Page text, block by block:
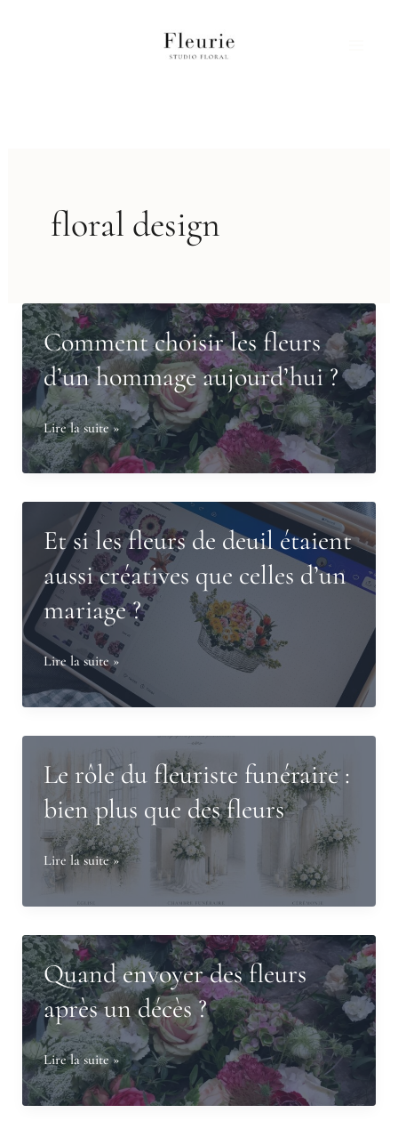
floral design
Comment choisir les fleurs
d’un hommage aujourd’hui ?
Comment
choisir
les
fleurs
d’un
hommage
aujourd’hui
?
Lire la suite »
Et si les fleurs de deuil étaient
aussi créatives que celles d’un
mariage ?
Et
si
les
fleurs
de
deuil
étaient
aussi
créatives
que
d’un
mariage
?
Lire la suite »
Le rôle du fleuriste funéraire :
bien plus que des fleurs
Le
rôle
du
fleuriste
funéraire
:
bien
plus
que
des
Lire la suite »
Quand envoyer des fleurs
après un décès ?
Quand
envoyer
des
Lire la suite »